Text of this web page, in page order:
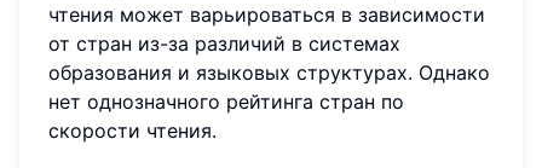
чтения может варьироваться в зависимости
от стран из-за различий в системах
образования и языковых структурах. Однако
нет однозначного рейтинга стран по
скорости чтения.